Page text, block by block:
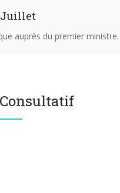
auprès du premier